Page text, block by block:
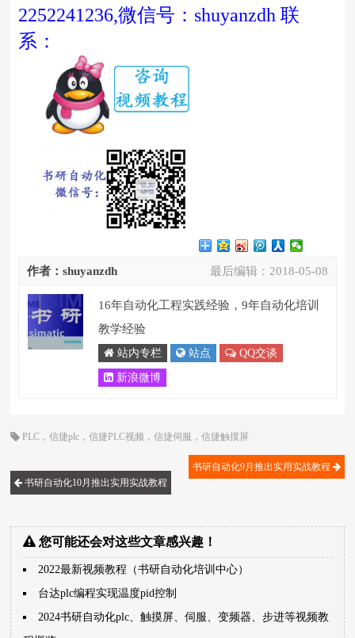
2252241236,微信号：shuyanzdh 联
系：
最后编辑： 2018-05-08
作者：shuyanzdh
16年自动化工程实践经验，9年自动化培训
教学经验
站内专栏 站点 QQ交谈
新浪微博
PLC ，信捷plc ，信捷PLC视频 ，信捷伺服 ，信捷触摸屏
书研自动化10月推出实用实战教程
书研自动化9月推出实用实战教程
您可能还会对这些文章感兴趣！
2022最新视频教程（书研自动化培训中心）
台达plc编程实现温度pid控制
2024书研自动化plc、触摸屏、伺服、变频器、步进等视频教